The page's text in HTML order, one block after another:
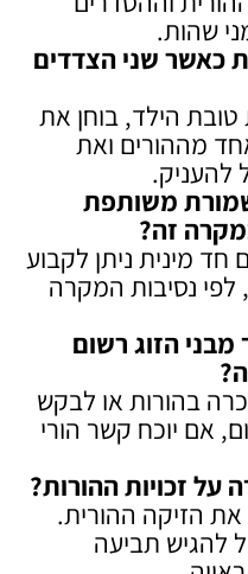
שהות.
כאשר שני הצדדים
הילד, בוחן את
מההורים ואת
להעניק.
משותפת
זה?
מינית ניתן לקבוע
נסיבות המקרה
הזוג רשום
?
בהורות או לבקש
אם יוכח קשר הורי
על זכויות ההורות?
הזיקה ההורית.
להגיש תביעה